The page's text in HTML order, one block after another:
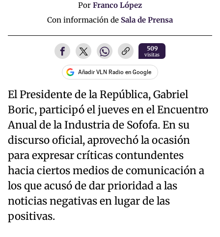
Por Franco López
Con información de Sala de Prensa
509
visitas
Añadir VLN Radio en Google
El Presidente de la República, Gabriel
Boric, participó el jueves en el Encuentro
Anual de la Industria de Sofofa. En su
discurso oficial, aprovechó la ocasión
para expresar críticas contundentes
hacia ciertos medios de comunicación a
los que acusó de dar prioridad a las
noticias negativas en lugar de las
positivas.